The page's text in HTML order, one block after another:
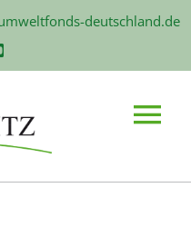
deutschland.de
Main
Menu